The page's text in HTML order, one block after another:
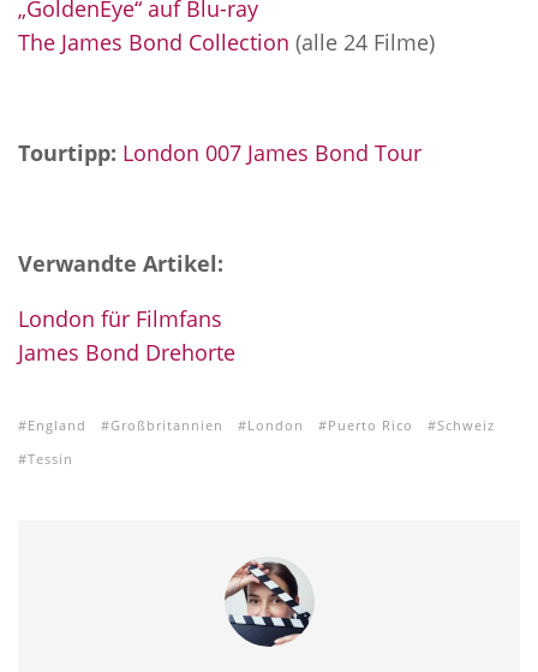
„GoldenEye“ auf Blu-ray
The James Bond Collection (alle 24 Filme)
Tourtipp: London 007 James Bond Tour
Verwandte Artikel:
London für Filmfans
James Bond Drehorte
England Großbritannien London Puerto Rico
Schweiz
Tessin